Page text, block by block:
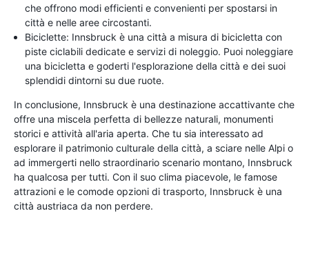
che offrono modi efficienti e convenienti per spostarsi in
città e nelle aree circostanti.
Biciclette: Innsbruck è una città a misura di bicicletta con
piste ciclabili dedicate e servizi di noleggio. Puoi noleggiare
una bicicletta e goderti l'esplorazione della città e dei suoi
splendidi dintorni su due ruote.
In conclusione, Innsbruck è una destinazione accattivante che
offre una miscela perfetta di bellezze naturali, monumenti
storici e attività all'aria aperta. Che tu sia interessato ad
esplorare il patrimonio culturale della città, a sciare nelle Alpi o
ad immergerti nello straordinario scenario montano, Innsbruck
ha qualcosa per tutti. Con il suo clima piacevole, le famose
attrazioni e le comode opzioni di trasporto, Innsbruck è una
città austriaca da non perdere.